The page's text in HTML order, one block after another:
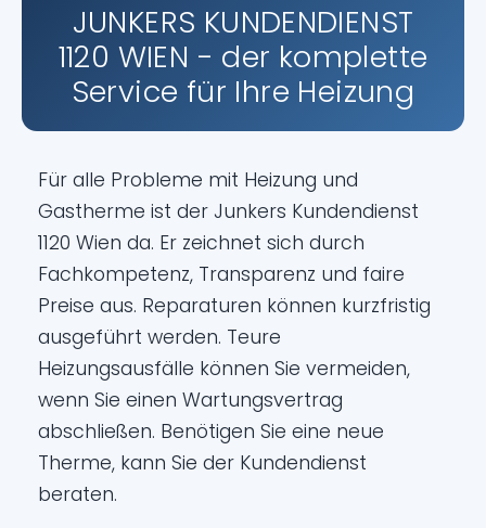
JUNKERS KUNDENDIENST
1120 WIEN - der komplette
Service für Ihre Heizung
Für alle Probleme mit Heizung und
Gastherme ist der Junkers Kundendienst
1120 Wien da. Er zeichnet sich durch
Fachkompetenz, Transparenz und faire
Preise aus. Reparaturen können kurzfristig
ausgeführt werden. Teure
Heizungsausfälle können Sie vermeiden,
wenn Sie einen Wartungsvertrag
abschließen. Benötigen Sie eine neue
Therme, kann Sie der Kundendienst
beraten.